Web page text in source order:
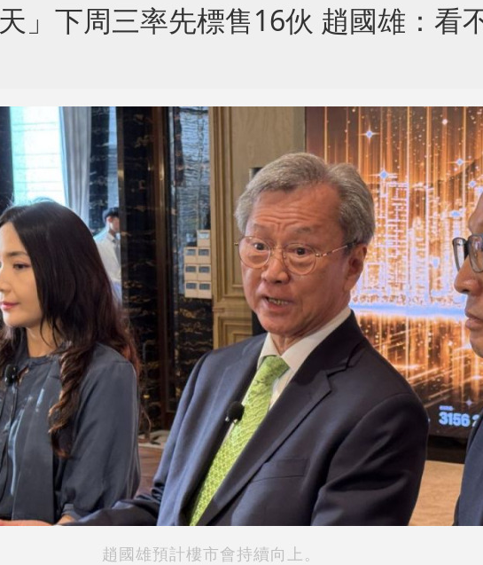
」下周三率先標售16伙 趙國雄：看
趙國雄預計樓市會持續向上。